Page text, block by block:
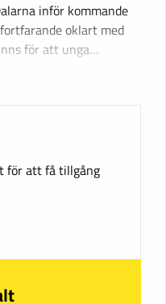
inför kommande
oklart med
för att unga…
för att få tillgång